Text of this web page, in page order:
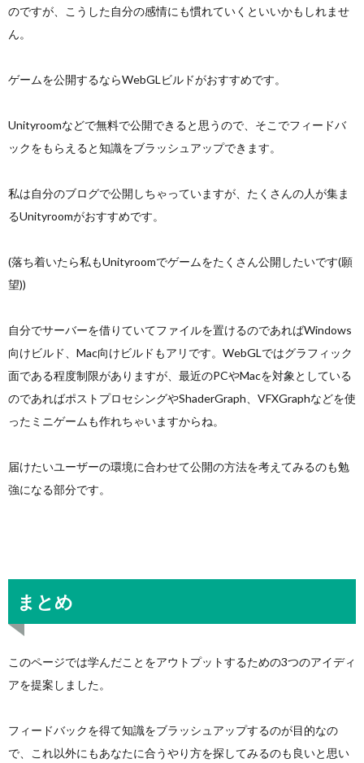
のですが、こうした自分の感情にも慣れていくといいかもしれませ
ん。
ゲームを公開するならWebGLビルドがおすすめです。
Unityroomなどで無料で公開できると思うので、そこでフィードバ
ックをもらえると知識をブラッシュアップできます。
私は自分のブログで公開しちゃっていますが、たくさんの人が集ま
るUnityroomがおすすめです。
(落ち着いたら私もUnityroomでゲームをたくさん公開したいです(願
望))
自分でサーバーを借りていてファイルを置けるのであればWindows
向けビルド、Mac向けビルドもアリです。WebGLではグラフィック
面である程度制限がありますが、最近のPCやMacを対象としている
のであればポストプロセシングやShaderGraph、VFXGraphなどを使
ったミニゲームも作れちゃいますからね。
届けたいユーザーの環境に合わせて公開の方法を考えてみるのも勉
強になる部分です。
まとめ
このページでは学んだことをアウトプットするための3つのアイディ
アを提案しました。
フィードバックを得て知識をブラッシュアップするのが目的なの
で、これ以外にもあなたに合うやり方を探してみるのも良いと思い